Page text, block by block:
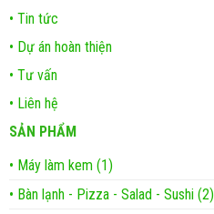
• Tin tức
• Dự án hoàn thiện
• Tư vấn
• Liên hệ
SẢN PHẨM
• Máy làm kem (1)
• Bàn lạnh - Pizza - Salad - Sushi (2)